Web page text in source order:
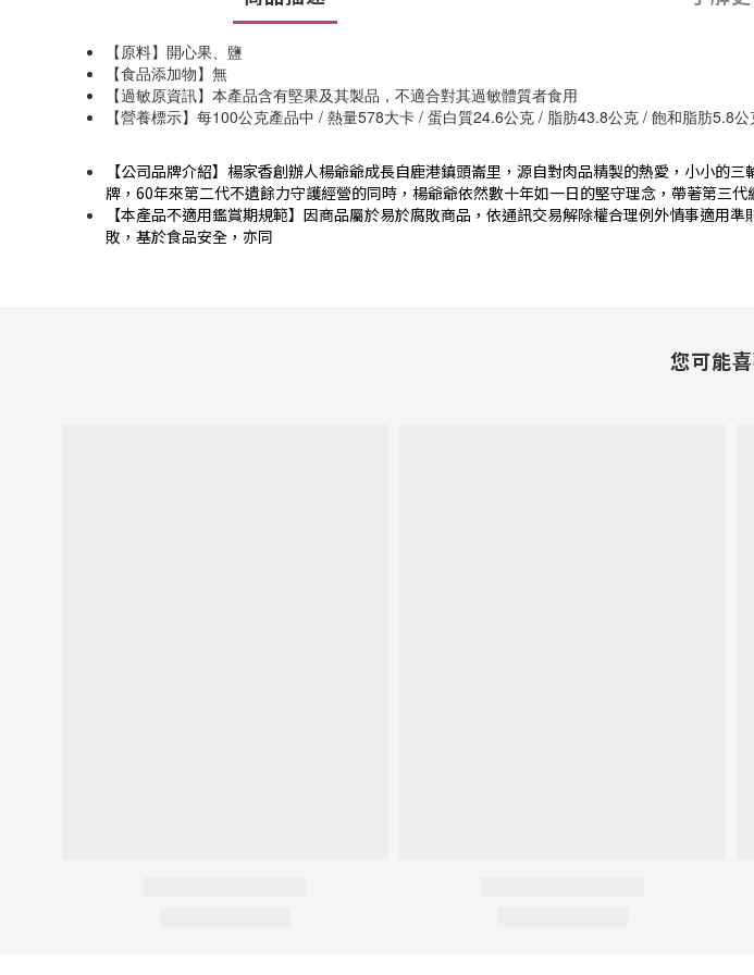
【原料】開心果、鹽
【食品添加物】無
【過敏原資訊】本產品含有堅果及其製品，不適合對其過敏體質者食用
【營養標示】每100公克產品中 / 熱量578大卡 / 蛋白質24.6公克 / 脂肪43.8公克 / 飽和脂肪5.8
【公司品牌介紹】楊家香創辦人楊爺爺成長自鹿港鎮頭崙里，源自對肉品精製的熱愛，小小的
牌，60年來第二代不遺餘力守護經營的同時，楊爺爺依然數十年如一日的堅守理念，帶著第三
【本產品不適用鑑賞期規範】因商品屬於易於腐敗商品，依通訊交易解除權合理例外情事適
敗，基於食品安全，亦同
您可能